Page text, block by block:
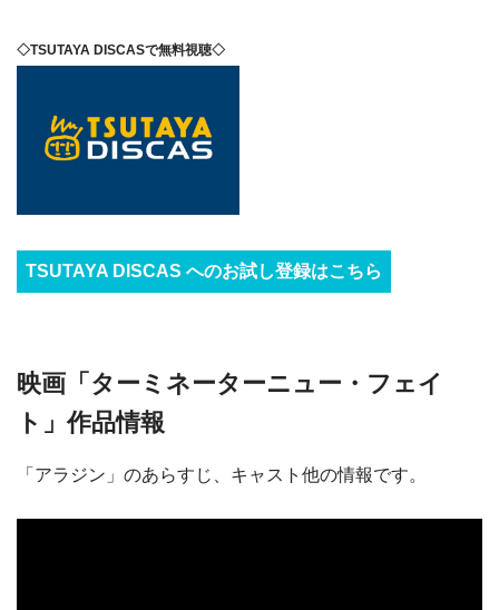
◇TSUTAYA DISCASで無料視聴◇
TSUTAYA DISCAS へのお試し登録はこちら
映画「ターミネーターニュー・フェイ
ト」作品情報
「アラジン」のあらすじ、キャスト他の情報です。